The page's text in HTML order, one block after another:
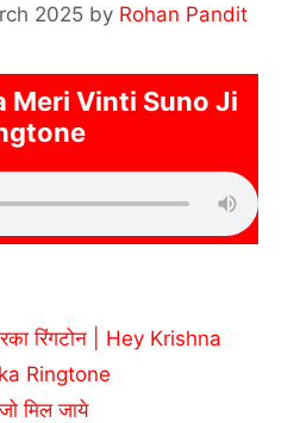
2025 by Rohan Pandit
Meri Vinti Suno Ji
रिंगटोन | Hey Krishna
Ringtone
मिल जाये